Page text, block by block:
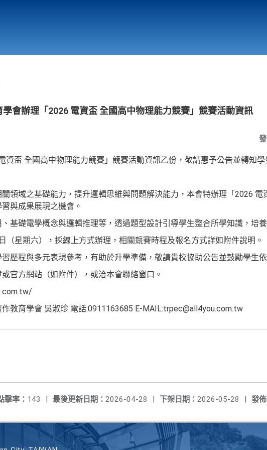
會辦理「2026 電資盃 全國高中物理能力競賽」競賽活動資訊
資盃 全國高中物理能力競賽」競賽活動資訊乙份，敬請惠予公告並轉知學
領域之基礎能力，提升邏輯思維與問題解決能力，本會特辦理「2026 電
與成果展現之機會。
基礎電學概念與邏輯推理等，透過題型設計引導學生整合所學知識，培
（星期六），採線上方式辦理，相關競賽時程及報名方式詳如附件說明。
歷程與多元表現參考，有助於升學準備，敬請貴校協助公告並鼓勵學生
官方網站（如附件），或洽本會聯絡窗口。
教育學會 吳淑珍 電話:0911163685 E-MAIL:trpec@all4you.com.tw
發
下架日期： 2026-05-28 |
最後更新日期： 2026-04-28 |
擊率： 143 |